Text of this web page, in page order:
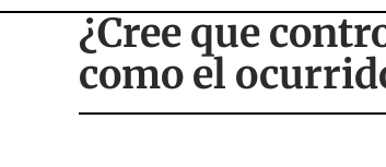
l
e
n
ú
¿Cree que
como el